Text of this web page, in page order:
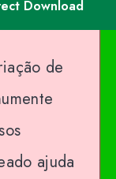
Download
de
ajuda